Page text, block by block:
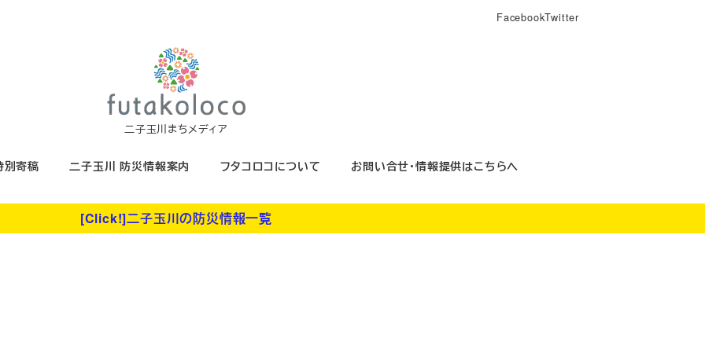
FacebookTwitter
二子玉川まちメディア
別寄稿 二子玉川 防災情報案内 フタコロコについて お問い合せ・情報提供はこちらへ
[Click!]二子玉川の防災情報一覧